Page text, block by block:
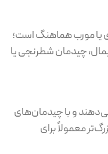
یا مورب هماهنگ است؛
چیدمان شطرنجی یا
و با چیدمان‌های
معمولاً برای